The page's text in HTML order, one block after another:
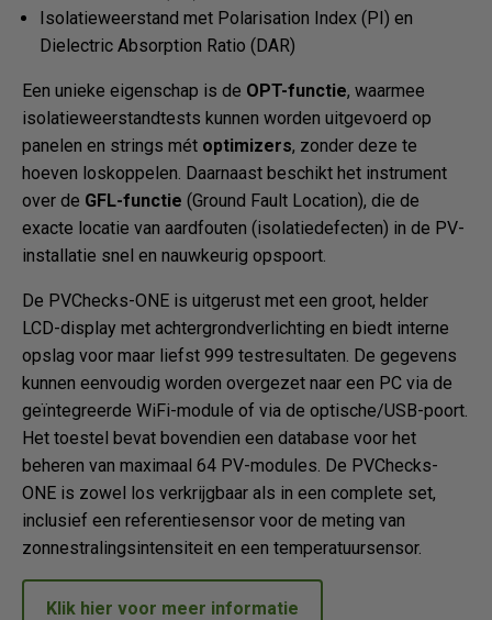
Isolatieweerstand met Polarisation Index (PI) en
Dielectric Absorption Ratio (DAR)
Een unieke eigenschap is de OPT-functie, waarmee
isolatieweerstandtests kunnen worden uitgevoerd op
panelen en strings mét optimizers, zonder deze te
hoeven loskoppelen. Daarnaast beschikt het instrument
over de GFL-functie (Ground Fault Location), die de
exacte locatie van aardfouten (isolatiedefecten) in de PV-
installatie snel en nauwkeurig opspoort.
De PVChecks-ONE is uitgerust met een groot, helder
LCD-display met achtergrondverlichting en biedt interne
opslag voor maar liefst 999 testresultaten. De gegevens
kunnen eenvoudig worden overgezet naar een PC via de
geïntegreerde WiFi-module of via de optische/USB-poort.
Het toestel bevat bovendien een database voor het
beheren van maximaal 64 PV-modules. De PVChecks-
ONE is zowel los verkrijgbaar als in een complete set,
inclusief een referentiesensor voor de meting van
zonnestralingsintensiteit en een temperatuursensor.
Klik hier voor meer informatie